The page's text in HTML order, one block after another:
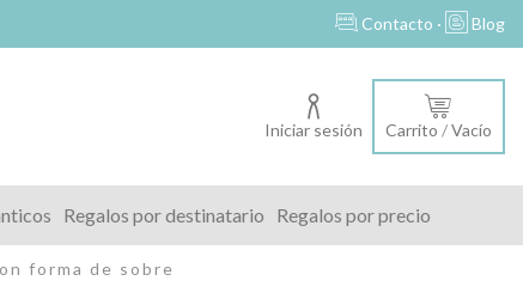
Contacto · Blog
Iniciar sesión Carrito /Vacío
Regalos por destinatario Regalos por precio
forma de sobre